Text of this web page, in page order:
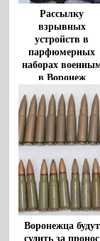
Рассылку
взрывных
устройств в
парфюмерных
наборах
в Воронеж
Воронежца будут
судить за пронос